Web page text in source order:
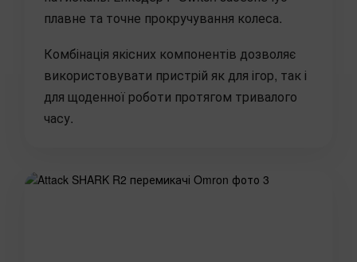
плавне та точне прокручування колеса.
Комбінація якісних компонентів дозволяє
використовувати пристрій як для ігор, так і
для щоденної роботи протягом тривалого
часу.